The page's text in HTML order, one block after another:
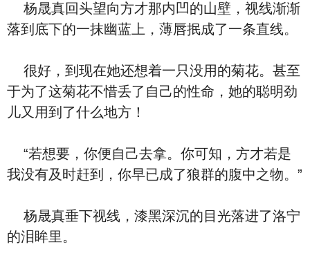
杨晟真回头望向方才那内凹的山壁，视线渐渐
落到底下的一抹幽蓝上，薄唇抿成了一条直线。
很好，到现在她还想着一只没用的菊花。甚至
于为了这菊花不惜丢了自己的性命，她的聪明劲
儿又用到了什么地方！
“若想要，你便自己去拿。你可知，方才若是
我没有及时赶到，你早已成了狼群的腹中之物。”
杨晟真垂下视线，漆黑深沉的目光落进了洛宁
的泪眸里。